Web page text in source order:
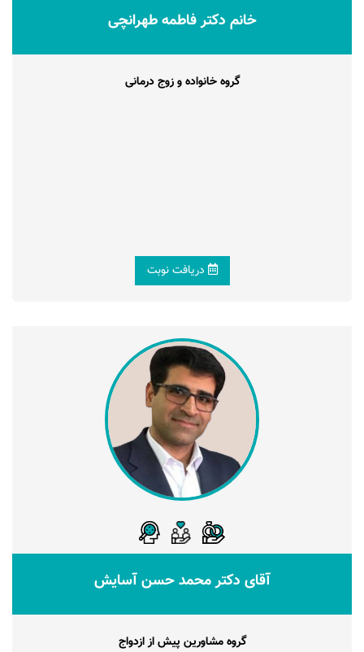
خانم دکتر فاطمه طهرانچی
گروه خانواده و زوج درمانی
دریافت نوبت
آقای دکتر محمد حسن آسایش
گروه مشاورین پیش از ازدواج